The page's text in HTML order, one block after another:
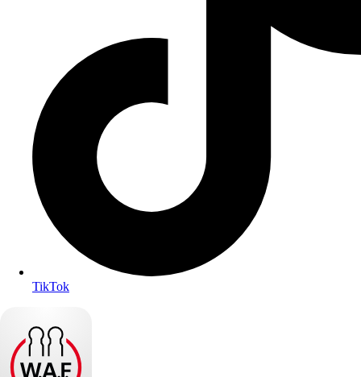
TikTok